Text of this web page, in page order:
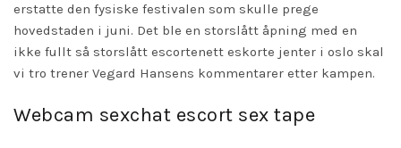
erstatte den fysiske festivalen som skulle prege
hovedstaden i juni. Det ble en storslått åpning med en
ikke fullt så storslått escortenett eskorte jenter i oslo skal
vi tro trener Vegard Hansens kommentarer etter kampen.
Webcam sexchat escort sex tape